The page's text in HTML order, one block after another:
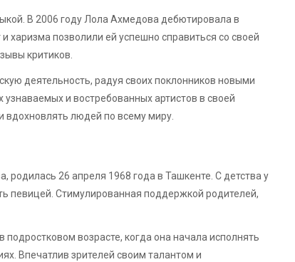
В 2006 году Лола Ахмедова дебютировала в
харизма позволили ей успешно справиться со своей
критиков.
деятельность, радуя своих поклонников новыми
и востребованных артистов в своей
вдохновлять людей по всему миру.
26 апреля 1968 года в Ташкенте. С детства у
певицей. Стимулированная поддержкой родителей,
возрасте, когда она начала исполнять
Впечатлив зрителей своим талантом и